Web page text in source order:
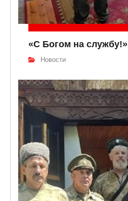
«С Богом на службу!»
Новости